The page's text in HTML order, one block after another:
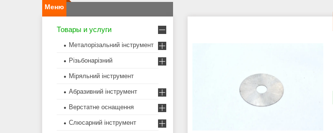
Товары и услуги
Металорізальний інструмент
Різьбонарізний
Міряльний інструмент
Абразивний інструмент
Верстатне оснащення
Слюсарний інструмент